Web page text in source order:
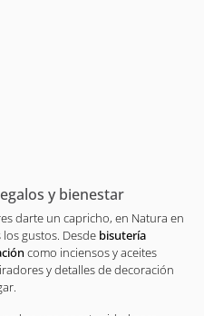
y bienestar
darte un capricho, en Natura en
gustos. Desde bisutería
como inciensos y aceites
y detalles de decoración